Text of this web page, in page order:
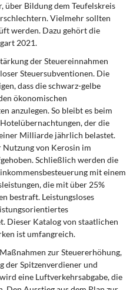
über Bildung dem Teufelskreis
Vielmehr sollten
werden. Dazu gehört die
2021.
der Steuereinnahmen
Steuersubventionen. Die
dass die schwarz-gelbe
ökonomi­schen
anzulegen. So bleibt es beim
der die
Milliarde jährlich belastet.
von Kerosin im
Schließ­lich werden die
mit einem
die mit über 25%
bestraft. Leistungsloses
Dieser Katalog von staatlichen
ist umfangreich.
zur Steuererhöhung,
der Spitzenverdiener und
eine Luftverkehrsabgabe, die